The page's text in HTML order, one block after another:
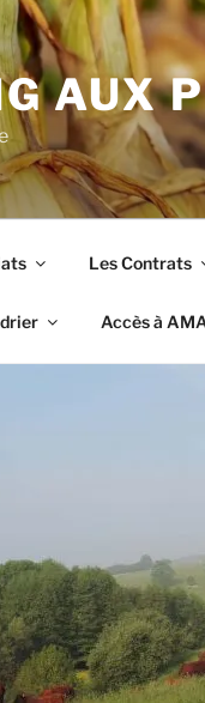
AUX
Les Contrats
Accès à